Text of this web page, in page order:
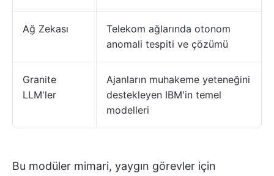
Ağ Zekası
Telekom ağlarında otonom
anomali tespiti ve çözümü
Granite
LLM'ler
Ajanların muhakeme yeteneğini
destekleyen IBM'in temel
modelleri
Bu modüler mimari, yaygın görevler için